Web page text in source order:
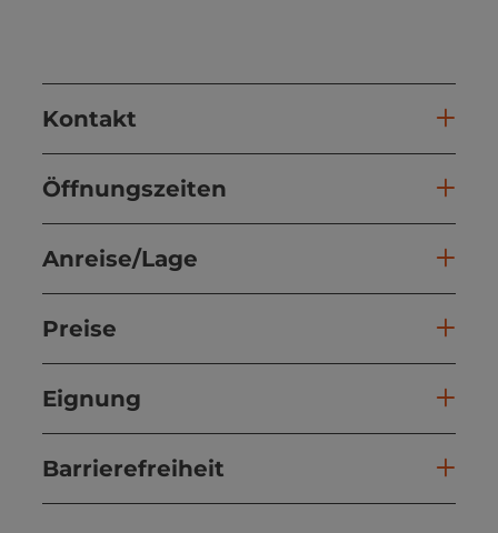
Kontakt
Öffnungszeiten
Anreise/Lage
Preise
Eignung
Barrierefreiheit